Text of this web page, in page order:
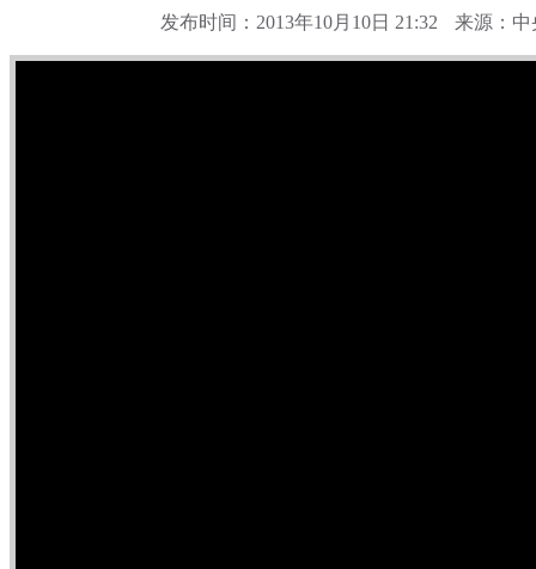
发布时间：2013年10月10日 21:32 来源：中